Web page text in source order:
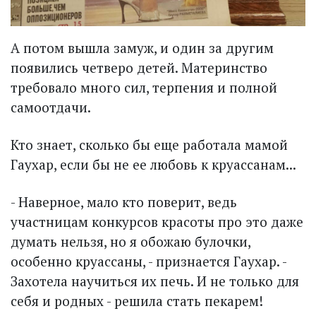
А потом вышла замуж, и один за другим
появились четверо детей. Материнство
требовало много сил, терпения и полной
самоотдачи.
Кто знает, сколько бы еще работала мамой
Гаухар, если бы не ее любовь к круассанам...
- Наверное, мало кто поверит, ведь
участницам конкурсов красоты про это даже
думать нельзя, но я обожаю булочки,
особенно круассаны, - признается Гаухар. -
Захотела научиться их печь. И не только для
себя и родных - решила стать пекарем!